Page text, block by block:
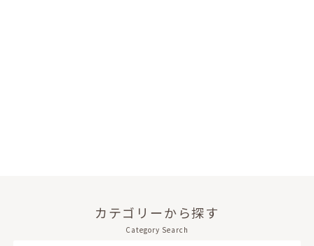
カテゴリーから探す
Category Search